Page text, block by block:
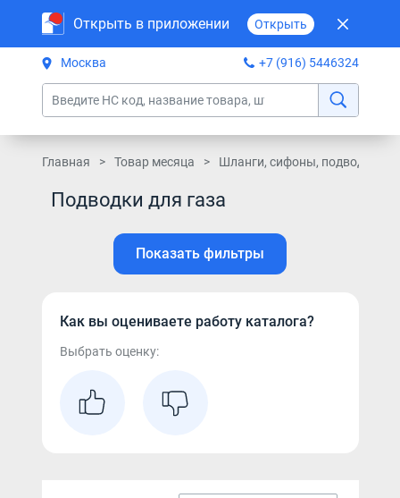
Открыть в приложении Открыть
Москва +7 (916) 5446324
Главная Товар месяца Шланги, сифоны, подводки,
Подводки для газа
Показать фильтры
Как вы оцениваете работу каталога?
Выбрать оценку: